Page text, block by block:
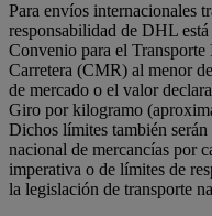
Para envíos internacionales
responsabilidad de DHL
Convenio para el
Carretera (CMR) al menor
de mercado o el valor
Giro por kilogramo
Dichos límites también
nacional de mercancías por
imperativa o de límites de
la legislación de transporte